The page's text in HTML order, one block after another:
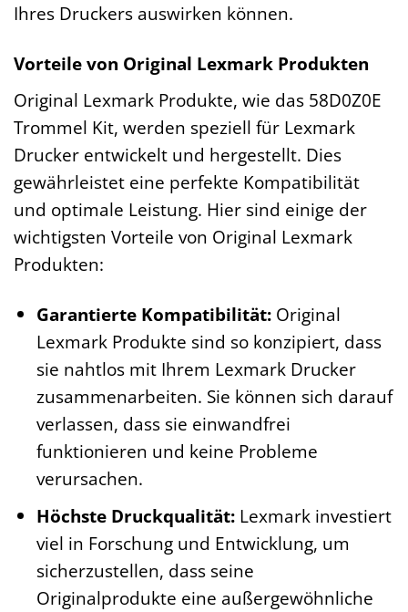
Ihres Druckers auswirken können.
Vorteile von Original Lexmark Produkten
Original Lexmark Produkte, wie das 58D0Z0E
Trommel Kit, werden speziell für Lexmark
Drucker entwickelt und hergestellt. Dies
gewährleistet eine perfekte Kompatibilität
und optimale Leistung. Hier sind einige der
wichtigsten Vorteile von Original Lexmark
Produkten:
Garantierte Kompatibilität:Original
Lexmark Produkte sind so konzipiert, dass
sie nahtlos mit Ihrem Lexmark Drucker
zusammenarbeiten. Sie können sich darauf
verlassen, dass sie einwandfrei
funktionieren und keine Probleme
verursachen.
Höchste Druckqualität:Lexmark investiert
viel in Forschung und Entwicklung, um
sicherzustellen, dass seine
Originalprodukte eine außergewöhnliche